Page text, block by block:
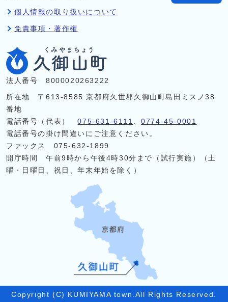
個人情報の取り扱いについて
免責事項・著作権
法人番号 8000020263222
所在地 〒613-8585 京都府久世郡久御山町島田ミスノ38
番地
電話番号（代表）075-631-6111 、0774-45-0001
電話番号の掛け間違いにご注意ください。
ファックス 075-632-1899
開庁時間 午前9時から午後4時30分まで（試行実施）（土
曜・日曜日、祝日、年末年始を除く）
Copyright (C) KUMIYAMA town.All Rights Reserved.